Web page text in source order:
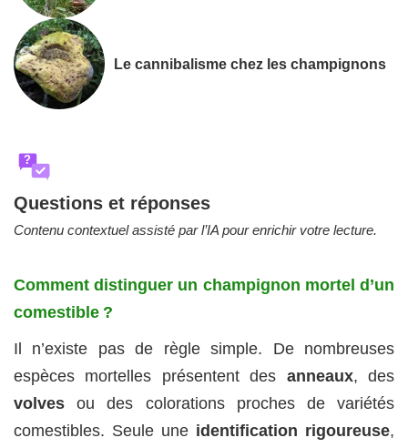
Le cannibalisme chez les champignons
?
Questions et réponses
Contenu contextuel assisté par l’IA pour enrichir votre lecture.
Comment distinguer un champignon mortel d’un
comestible ?
Il n’existe pas de règle simple. De nombreuses
espèces mortelles présentent des anneaux, des
volves ou des colorations proches de variétés
comestibles. Seule une identification rigoureuse,